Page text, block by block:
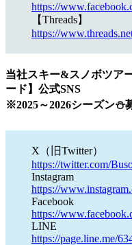
https://
【Threads】
https://
当社スキー&スノボツア
ード】公式SNS
※2025～2026シーズン⛄
X（旧Twitter）
https://twitter.com/
Instagram
https://
Facebook
https://
LINE
https://page.line.me/